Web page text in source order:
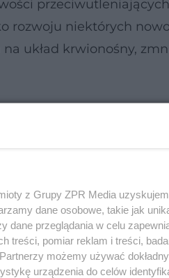
rozwoju niektórych
układ krwionośny,
z Grupy ZPR Media
dane osobowe, takie jak
dane przeglądania w celu
treści, pomiar reklam i treści,
możemy używać
urządzenia do celów